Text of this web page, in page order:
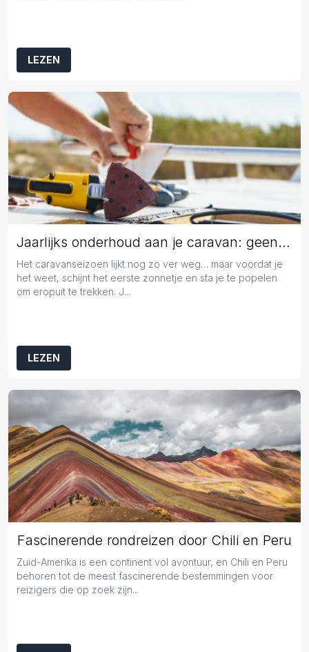
LEZEN
Jaarlijks onderhoud aan je caravan: geen overbodige luxe
Het caravanseizoen lijkt nog zo ver weg… maar voordat je
het weet, schijnt het eerste zonnetje en sta je te popelen
om eropuit te trekken. J...
LEZEN
Fascinerende rondreizen door Chili en Peru
Zuid-Amerika is een continent vol avontuur, en Chili en Peru
behoren tot de meest fascinerende bestemmingen voor
reizigers die op zoek zijn...